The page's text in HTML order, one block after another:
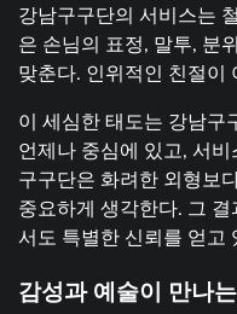
강남구구단의 서비스는
은 손님의 표정, 말투, 분
맞춘다. 인위적인 친절이
이 세심한 태도는 강남구
언제나 중심에 있고, 서
구구단은 화려한 외형보
중요하게 생각한다. 그
서도 특별한 신뢰를 얻고
감성과 예술이 만나는